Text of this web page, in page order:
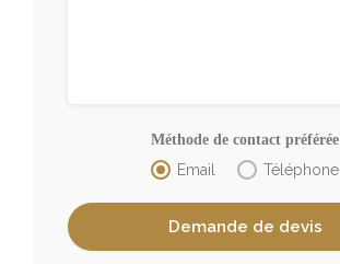
Méthode de contact préférée
Email Téléphone